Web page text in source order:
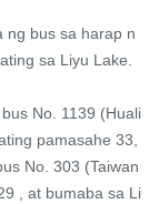
ng bus sa harap n
sa Liyu Lake.
No. 1139 (Huali
pamasahe 33,
No. 303 (Taiwan
, at bumaba sa Li